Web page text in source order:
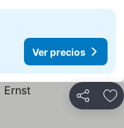
Ver precios
Compartir